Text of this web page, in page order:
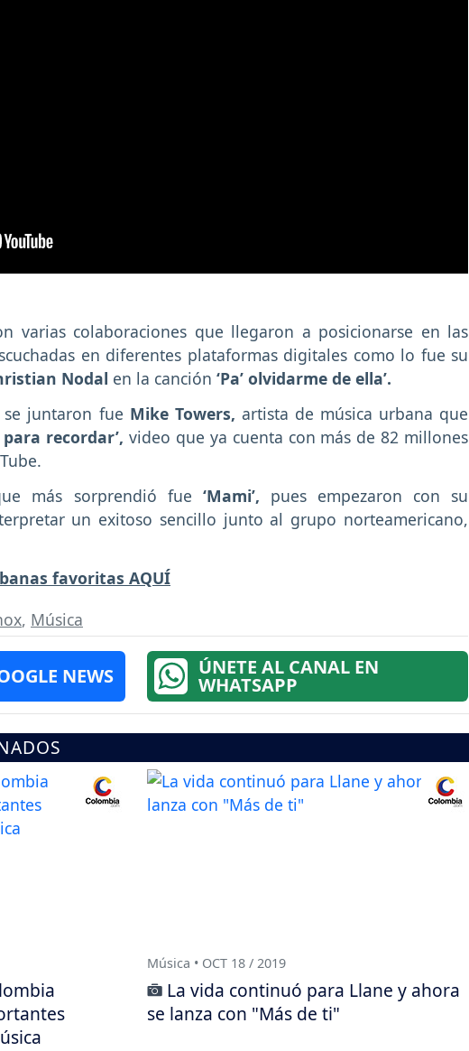
varias colaboraciones que llegaron a posicionarse en las
en diferentes plataformas digitales como lo fue su
Nodal en la canción ‘Pa’ olvidarme de ella’.
juntaron fue Mike Towers, artista de música urbana que
para recordar’, video que ya cuenta con más de 82 millones
más sorprendió fue ‘Mami’, pues empezaron con su
un exitoso sencillo junto al grupo norteamericano,
favoritas AQUÍ
, Música
NEWS ÚNETE AL CANAL EN
WHATSAPP
Música • OCT 18 / 2019
La vida continuó para Llane y ahora
se lanza con "Más de ti"